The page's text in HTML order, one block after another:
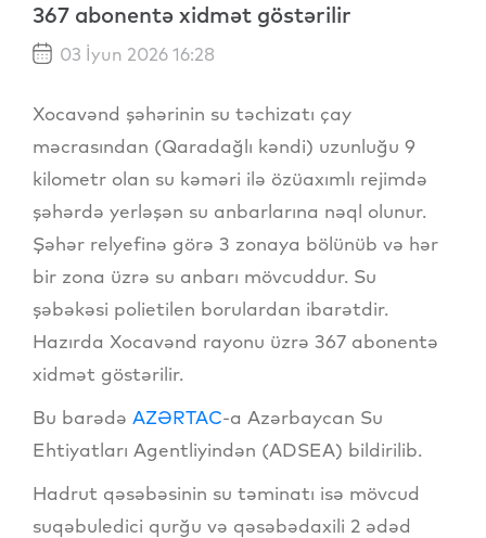
367 abonentə xidmət göstərilir
03 İyun 2026 16:28
Xocavənd şəhərinin su təchizatı çay
məcrasından (Qaradağlı kəndi) uzunluğu 9
kilometr olan su kəməri ilə özüaxımlı rejimdə
şəhərdə yerləşən su anbarlarına nəql olunur.
Şəhər relyefinə görə 3 zonaya bölünüb və hər
bir zona üzrə su anbarı mövcuddur. Su
şəbəkəsi polietilen borulardan ibarətdir.
Hazırda Xocavənd rayonu üzrə 367 abonentə
xidmət göstərilir.
Bu barədə AZƏRTAC-a Azərbaycan Su
Ehtiyatları Agentliyindən (ADSEA) bildirilib.
Hadrut qəsəbəsinin su təminatı isə mövcud
suqəbuledici qurğu və qəsəbədaxili 2 ədəd